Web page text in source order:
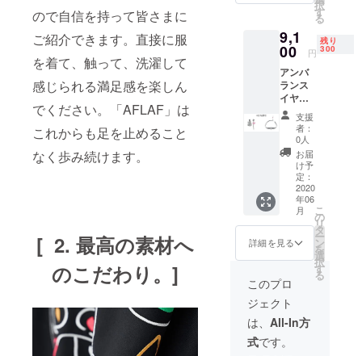
ので自信を持って皆さまに
ご紹介できます。直接に服
を着て、触って、洗濯して
感じられる満足感を楽しん
でください。「AFLAF」は
これからも足を止めること
なく歩み続けます。
[ 2. 最高の素材へ
のこだわり。]
択
す
る
9,1
00 円
残り
300
アンバ
ランス
イヤリ
ング /
チョー
カー
ネック
レス
「CAM
PFIRE
限定価
格」 価
格
15,120
円 ▷
40％割
引
支援
者：
0人
お届
け予
定：
2020
年06
月
詳細を見る
こ
の
リ
タ
ー
ン
を
選
択
す
る
このプロ
ジェクト
は、 All-In方
式です。